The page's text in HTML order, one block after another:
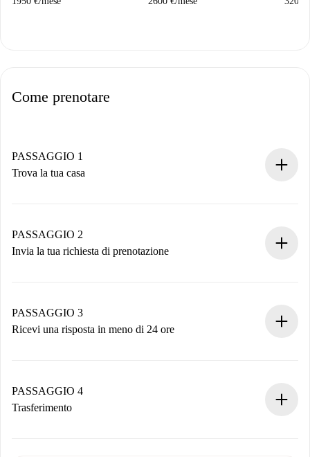
Come prenotare
PASSAGGIO 1
Trova la tua casa
Hai tutte le informazioni necessarie in anticipo.
PASSAGGIO 2
Invia la tua richiesta di prenotazione
non accetta.
PASSAGGIO 3
Ricevi una risposta in meno di 24 ore
contatto con il proprietario.
Se rifiutata: non ti addebiteremo nulla e ti proporremo
PASSAGGIO 4
Trasferimento